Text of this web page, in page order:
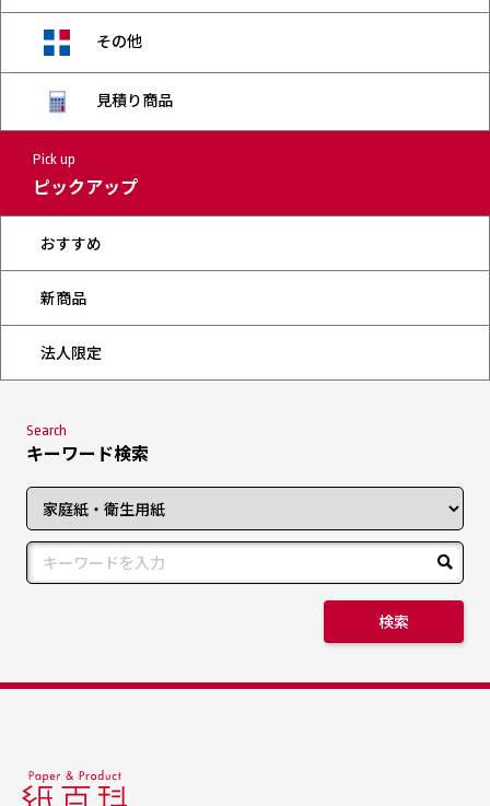
その他
見積り商品
Pick up
ピックアップ
おすすめ
新商品
法人限定
Search
キーワード検索
検索